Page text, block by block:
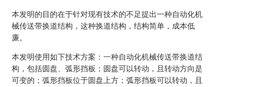
本发明的目的在于针对现有技术的不足提出一种自动化机
械传送带换道结构，这种换道结构，结构简单，成本低
廉。
本发明使用如下技术方案：一种自动化机械传送带换道结
构，包括圆盘、弧形挡板；圆盘可以转动，且转动方向是
可变的；弧形挡板位于圆盘上方；弧形挡板可以转动，且